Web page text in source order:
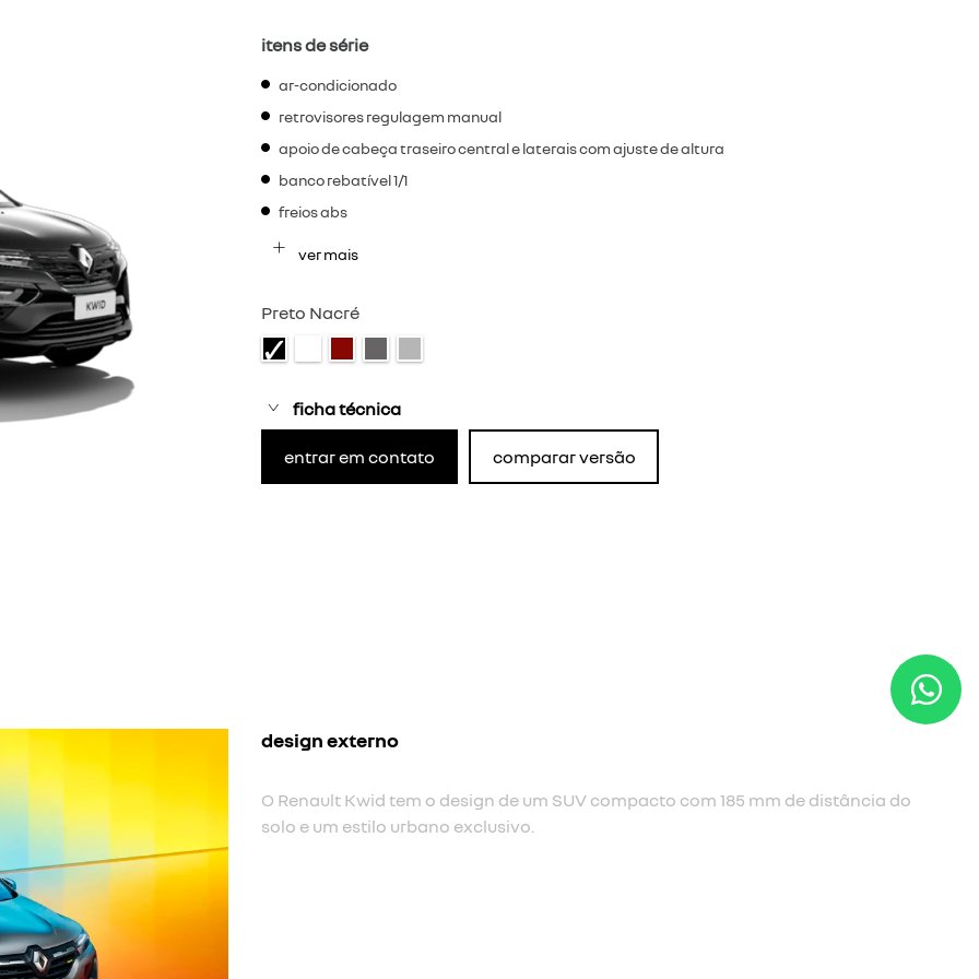
itens de série
ar-condicionado
retrovisores regulagem manual
apoio de cabeça traseiro central e laterais com ajuste de altura
banco rebatível 1/1
freios abs
ver mais
Preto Nacré
ficha técnica
entrar em contato comparar versão
nova cor
Nova cor de carroceria cinza cassiopée.